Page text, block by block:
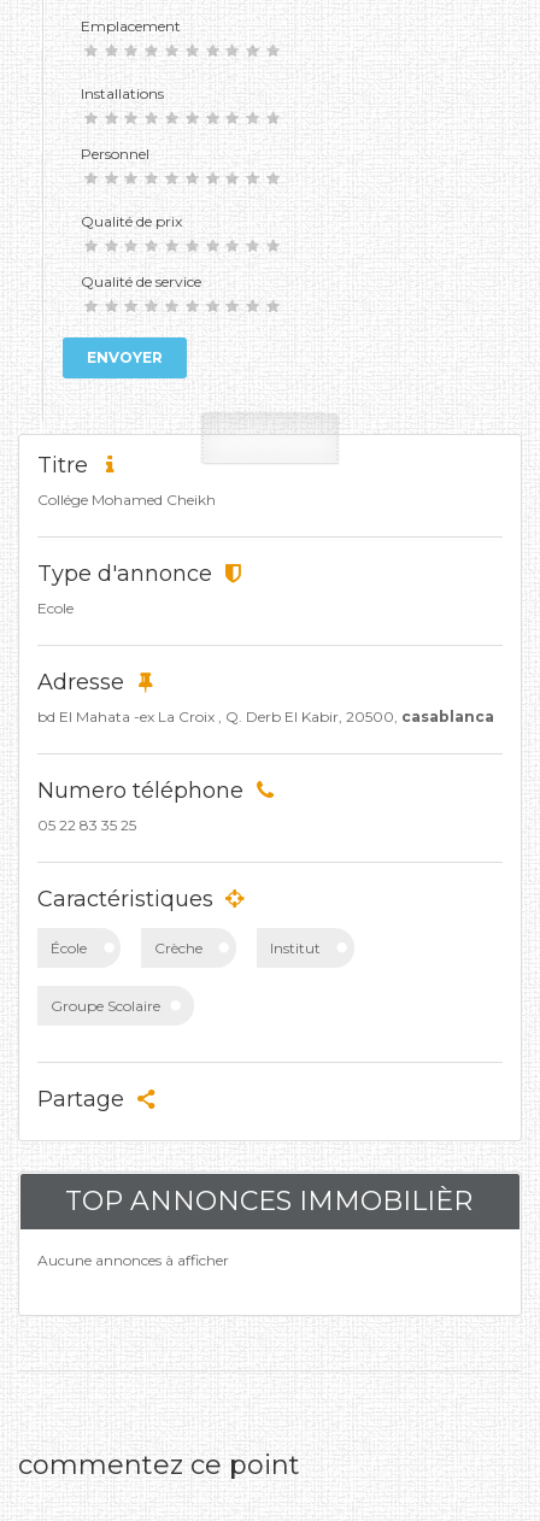
Emplacement
Installations
Personnel
Qualité de prix
Qualité de service
ENVOYER
Titre
Collége Mohamed Cheikh
Type d'annonce
Ecole
Adresse
bd El Mahata -ex La Croix , Q. Derb El Kabir, 20500, casablanca
Numero téléphone
05 22 83 35 25
Caractéristiques
École Crèche Institut
Groupe Scolaire
Partage
TOP ANNONCES IMMOBILIÈR
Aucune annonces à afficher
commentez ce point